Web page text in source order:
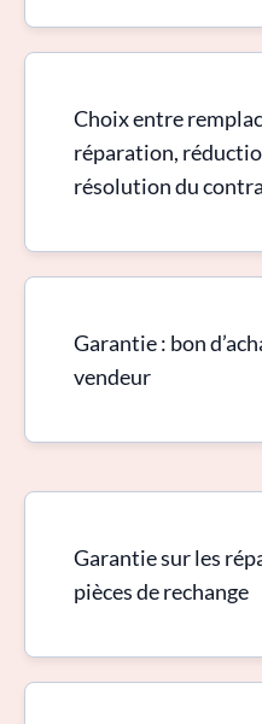
Choix entre
réparation,
résolution du
Garantie : bon
vendeur
Garantie sur les
pièces de rechange